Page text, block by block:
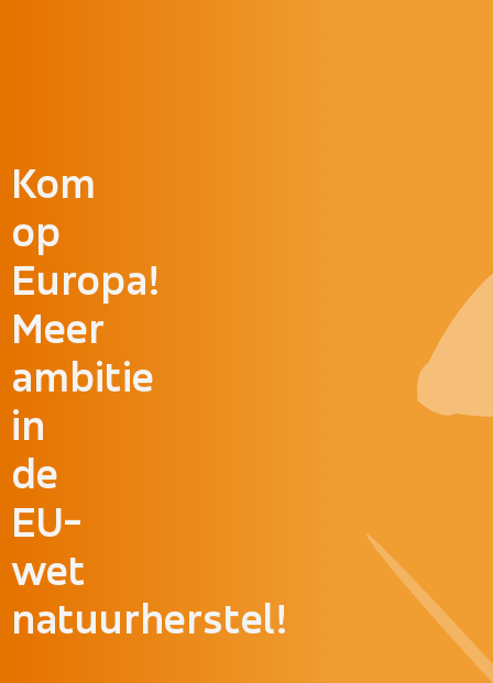
Kom
op
Europa!
Meer
ambitie
in
de
EU-
wet
natuurherstel!